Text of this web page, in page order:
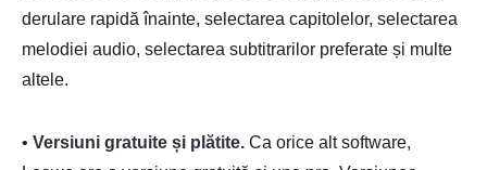
derulare rapidă înainte, selectarea capitolelor, selectarea
melodiei audio, selectarea subtitrarilor preferate și multe
altele.
• Versiuni gratuite și plătite. Ca orice alt software,